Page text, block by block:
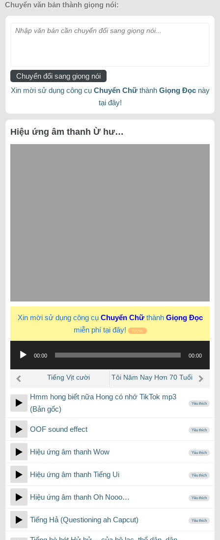
Chuyển văn bản thành giọng nói:
Nhập văn bản cần chuyển đổi sang giọng nói...
Chuyển đổi sang giọng nói
Xin mời sử dụng công cụ Chuyển Chữthành Giọng Đọcnày
tại đây!
Hiệu ứng âm thanh Ừ hư…
Xin mời sử dụng công cụ Chuyển Chữthành Giọng Đọc
miễn phí tại đây!
New
phát
âm
thanh
00:00 00:00
Tiếng Vịt cười
Tôi Năm Nay Hơn 70 Tuổi
Hmm hong biết nữa Hong có nhớ TikTok mp3
(Bản gốc)
Yêu thích
OOF sound effect Yêu thích
Hiệu ứng âm thanh Wow Yêu thích
Hiệu ứng âm thanh Tiếng Ui Yêu thích
Hiệu ứng âm thanh Oh Nooo… Yêu thích
Tiếng Hả (Questioning ah Capcut) Yêu thích